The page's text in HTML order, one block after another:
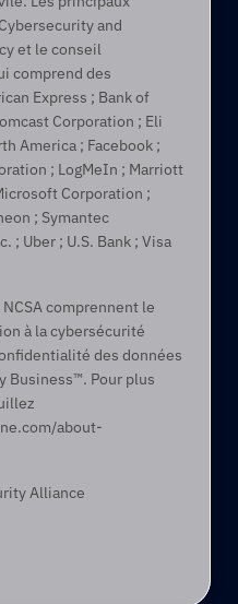
and
et le conseil
comprend des
Express ; Bank of
Corporation ; Eli
America ; Facebook ;
; LogMeIn ; Marriott
Corporation ;
; Symantec
; Uber ; U.S. Bank ; Visa
comprennent le
à la cybersécurité
des données
Business™. Pour plus
about-
Alliance